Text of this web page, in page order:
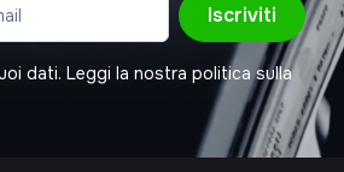
Iscriviti
dati. Leggi la nostra politica sulla